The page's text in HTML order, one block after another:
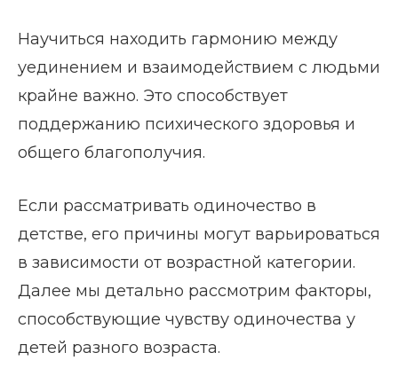
Научиться находить гармонию между
уединением и взаимодействием с людьми
крайне важно. Это способствует
поддержанию психического здоровья и
общего благополучия.
Если рассматривать одиночество в
детстве, его причины могут варьироваться
в зависимости от возрастной категории.
Далее мы детально рассмотрим факторы,
способствующие чувству одиночества у
детей разного возраста.